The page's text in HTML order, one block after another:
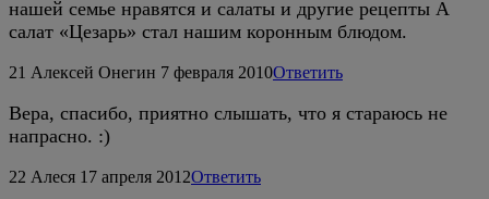
нашей семье нравятся и салаты и другие рецепты А
салат «Цезарь» стал нашим коронным блюдом.
21 Алексей Онегин 7 февраля 2010Ответить
Вера, спасибо, приятно слышать, что я стараюсь не
напрасно. :)
22 Алеся 17 апреля 2012Ответить